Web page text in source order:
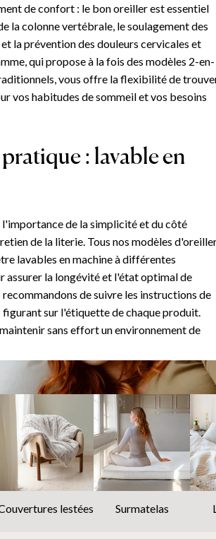
de confort : le bon oreiller est essentiel
la colonne vertébrale, le soulagement des
la prévention des douleurs cervicales et
qui propose à la fois des modèles 2-en-
vous offre la flexibilité de
vos habitudes de sommeil et vos besoins
dès aujourd'hui pour trouver
vous soyez attiré(e) par la polyvalence
ou par le confort classique de nos oreillers
facile, votre oreiller idéal vous
: lavable en
de la simplicité et du côté
de la literie. Tous nos modèles
lavables en machine à différentes
assurer la longévité et l'état optimal de
de suivre les instructions de
figurant sur l'étiquette de chaque produit.
sans effort un environnement de
lestées Surmatelas